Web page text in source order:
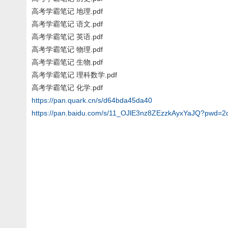
高考学霸笔记 地理.pdf
高考学霸笔记 语文.pdf
高考学霸笔记 英语.pdf
高考学霸笔记 物理.pdf
高考学霸笔记 生物.pdf
高考学霸笔记 理科数学.pdf
高考学霸笔记 化学.pdf
https://pan.quark.cn/s/d64bda45da40
https://pan.baidu.com/s/